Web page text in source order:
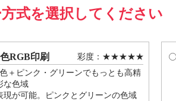
式を選択してください
彩度：★★★★★
RGB印刷
＋ピンク・グリーンでもっとも高精
な色域
現が可能。ピンクとグリーンの色域